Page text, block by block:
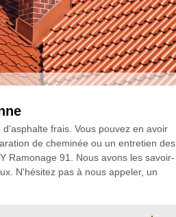
frais. Vous pouvez en avoir
de cheminée ou un entretien des
Ramonage 91. Nous avons les savoir-
N'hésitez pas à nous appeler, un